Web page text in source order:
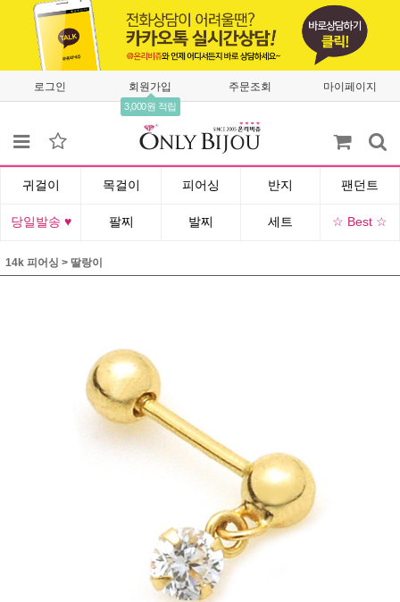
로그인 회원가입
3,000원 적립
주문조회 마이페이지
귀걸이 목걸이 피어싱 반지 팬던트
당일발송 ♥ 팔찌 발찌 세트 ☆ Best ☆
14k 피어싱 > 딸랑이